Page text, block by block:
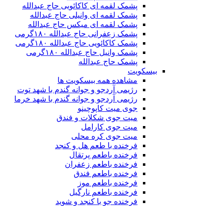
پشمک لقمه ای کاکائویی حاج عبدالله
پشمک لقمه ای وانیلی حاج عبدالله
پشمک لقمه ای میکس حاج عبدالله
پشمک زعفرانی حاج عبدالله ۱۸۰گرمی
پشمک کاکائویی حاج عبدالله ۱۸۰گرمی
پشمک وانیل حاج عبدالله ۱۸۰گرمی
پشمک حاج عبدالله
بیسکویت
مشاهده همه بیسکویت ها
رژیمی آردجو و جوانه گندم با شهد توت
رژیمی آردجو و جوانه گندم با شهد خرما
جوی میت کاپوچینو
میت جوی شکلات و فندق
میت جوی کارامل
میت جوی کره محلی
فرخنده با طعم هل و کنجد
فرخنده باطعم پرتقال
فرخنده باطعم زعفران
فرخنده باطعم فندق
فرخنده باطعم موز
فرخنده باطعم نارگیل
فرخنده جو با کنجد و شوید